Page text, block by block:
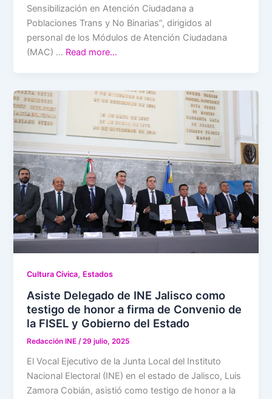
Sensibilización en Atención Ciudadana a
Poblaciones Trans y No Binarias”, dirigidos al
personal de los Módulos de Atención Ciudadana
(MAC) … Read more…
Cultura Cívica, Estados
Asiste Delegado de INE Jalisco como
testigo de honor a firma de Convenio de
la FISEL y Gobierno del Estado
Redacción INE/29 julio, 2025
El Vocal Ejecutivo de la Junta Local del Instituto
Nacional Electoral (INE) en el estado de Jalisco, Luis
Zamora Cobián, asistió como testigo de honor a la